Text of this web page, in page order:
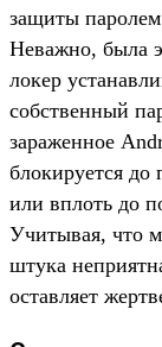
защиты
Неважно, была
локер
собственный
зараженное
блокируется
или вплоть до
Учитывая, что
штука
оставляет